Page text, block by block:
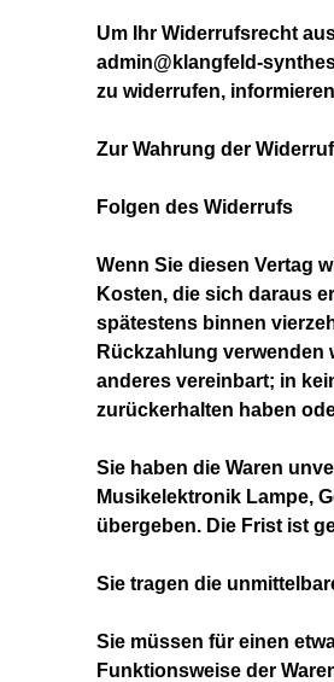
Um Ihr Widerrufsrecht
admin@klangfeld-
zu widerrufen,
Zur Wahrung der
Folgen des Widerrufs
Wenn Sie diesen Vertag
Kosten, die sich daraus
spätestens binnen
Rückzahlung verwenden
anderes vereinbart; in
zurückerhalten haben
Sie haben die Waren
Musikelektronik Lampe,
übergeben. Die Frist ist
Sie tragen die
Sie müssen für einen
Funktionsweise der